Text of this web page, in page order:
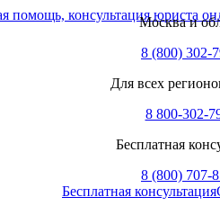
Москва и
8 (800) 302-
Для всех
8 800-302-
Бесплатная
8 (800) 707-
Бесплатная консультация